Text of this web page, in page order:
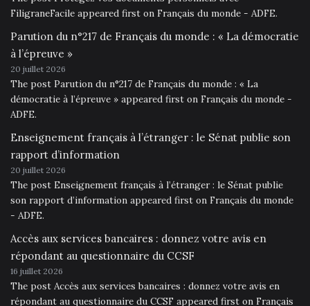
FiligraneFacile appeared first on Français du monde - ADFE.
Parution du n°217 de Français du monde : « La démocratie
à l’épreuve »
20 juillet 2026
The post Parution du n°217 de Français du monde : « La
démocratie à l’épreuve » appeared first on Français du monde -
ADFE.
Enseignement français à l’étranger : le Sénat publie son
rapport d’information
20 juillet 2026
The post Enseignement français à l’étranger : le Sénat publie
son rapport d’information appeared first on Français du monde
- ADFE.
Accès aux services bancaires : donnez votre avis en
répondant au questionnaire du CCSF
16 juillet 2026
The post Accès aux services bancaires : donnez votre avis en
répondant au questionnaire du CCSF appeared first on Français